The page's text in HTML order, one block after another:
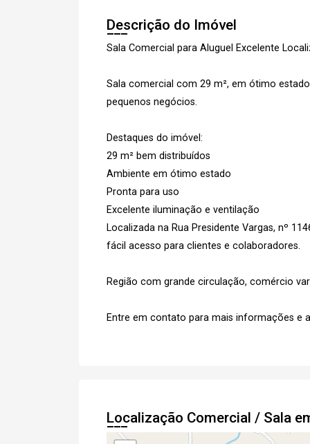
Descrição do Imóvel
Sala Comercial para Aluguel Excelente
Sala comercial com 29 m², em ótimo
pequenos negócios.
Destaques do imóvel:
29 m² bem distribuídos
Ambiente em ótimo estado
Pronta para uso
Excelente iluminação e ventilação
Localizada na Rua Presidente Vargas, nº
fácil acesso para clientes e colaboradores.
Região com grande circulação, comércio
Entre em contato para mais informações e
Localização Comercial / Sala